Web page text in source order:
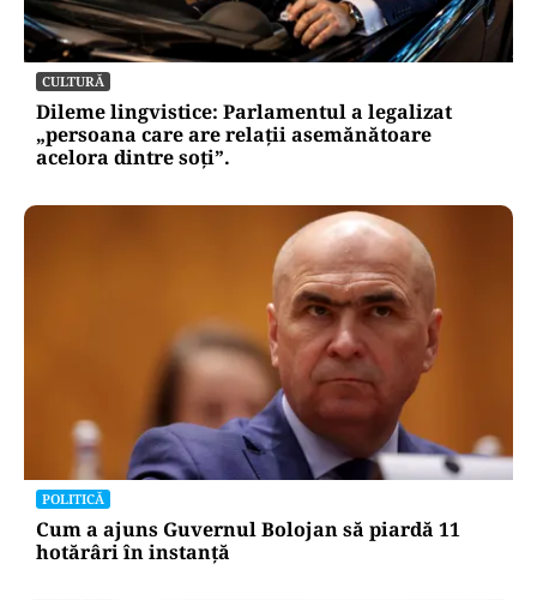
CULTURĂ
Dileme lingvistice: Parlamentul a legalizat
„persoana care are relații asemănătoare
acelora dintre soți”.
POLITICĂ
Cum a ajuns Guvernul Bolojan să piardă 11
hotărâri în instanță